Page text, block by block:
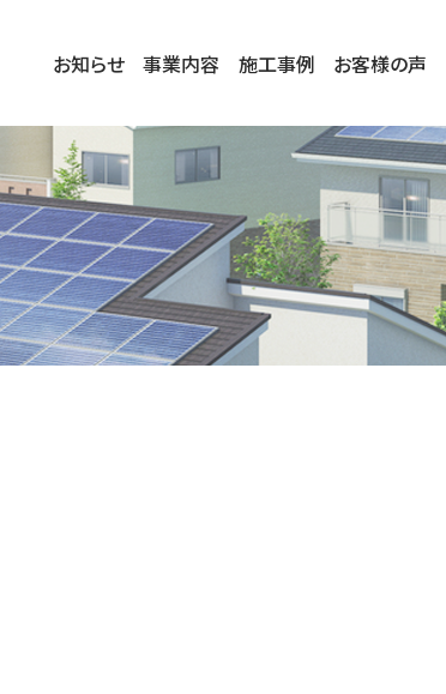
お知らせ 事業内容 施工事例 お客様の声